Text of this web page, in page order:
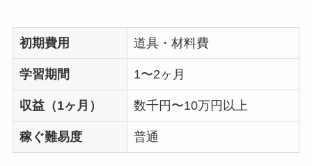
初期費用 道具・材料費
学習期間 1〜2ヶ月
収益（1ヶ月） 数千円〜10万円以上
稼ぐ難易度 普通